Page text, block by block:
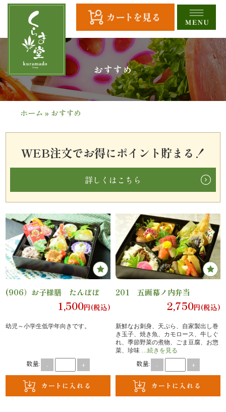
へ
ス
キ
HOME
全
一
覧
幕
の
内
弁
当
詰
会
おすすめ
ホーム » おすすめ
WEB注文でお得にポイント貯まる！
詳しくはこちら
× 閉じる
(906）お子様膳 たんぽぽ
1,500円(税込)
幼児～小学生低学年向きです。
数量: - +
201 五画幕ノ内弁当
2,750円(税込)
新鮮なお刺身、天ぷら、自家製出し巻
き玉子、焼き魚、カモロース、牛しぐ
れ、季節野菜の煮物、ごま豆腐、お惣
菜、珍味 …続きを見る
数量: - +